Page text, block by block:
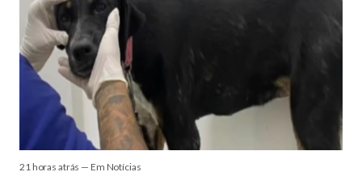
21 horas atrás — Em Notícias